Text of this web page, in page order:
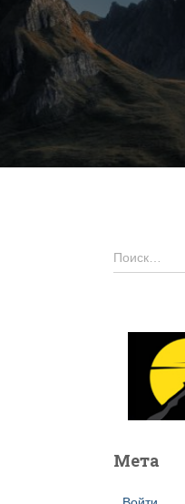
Н
а
Поиск…
Мета